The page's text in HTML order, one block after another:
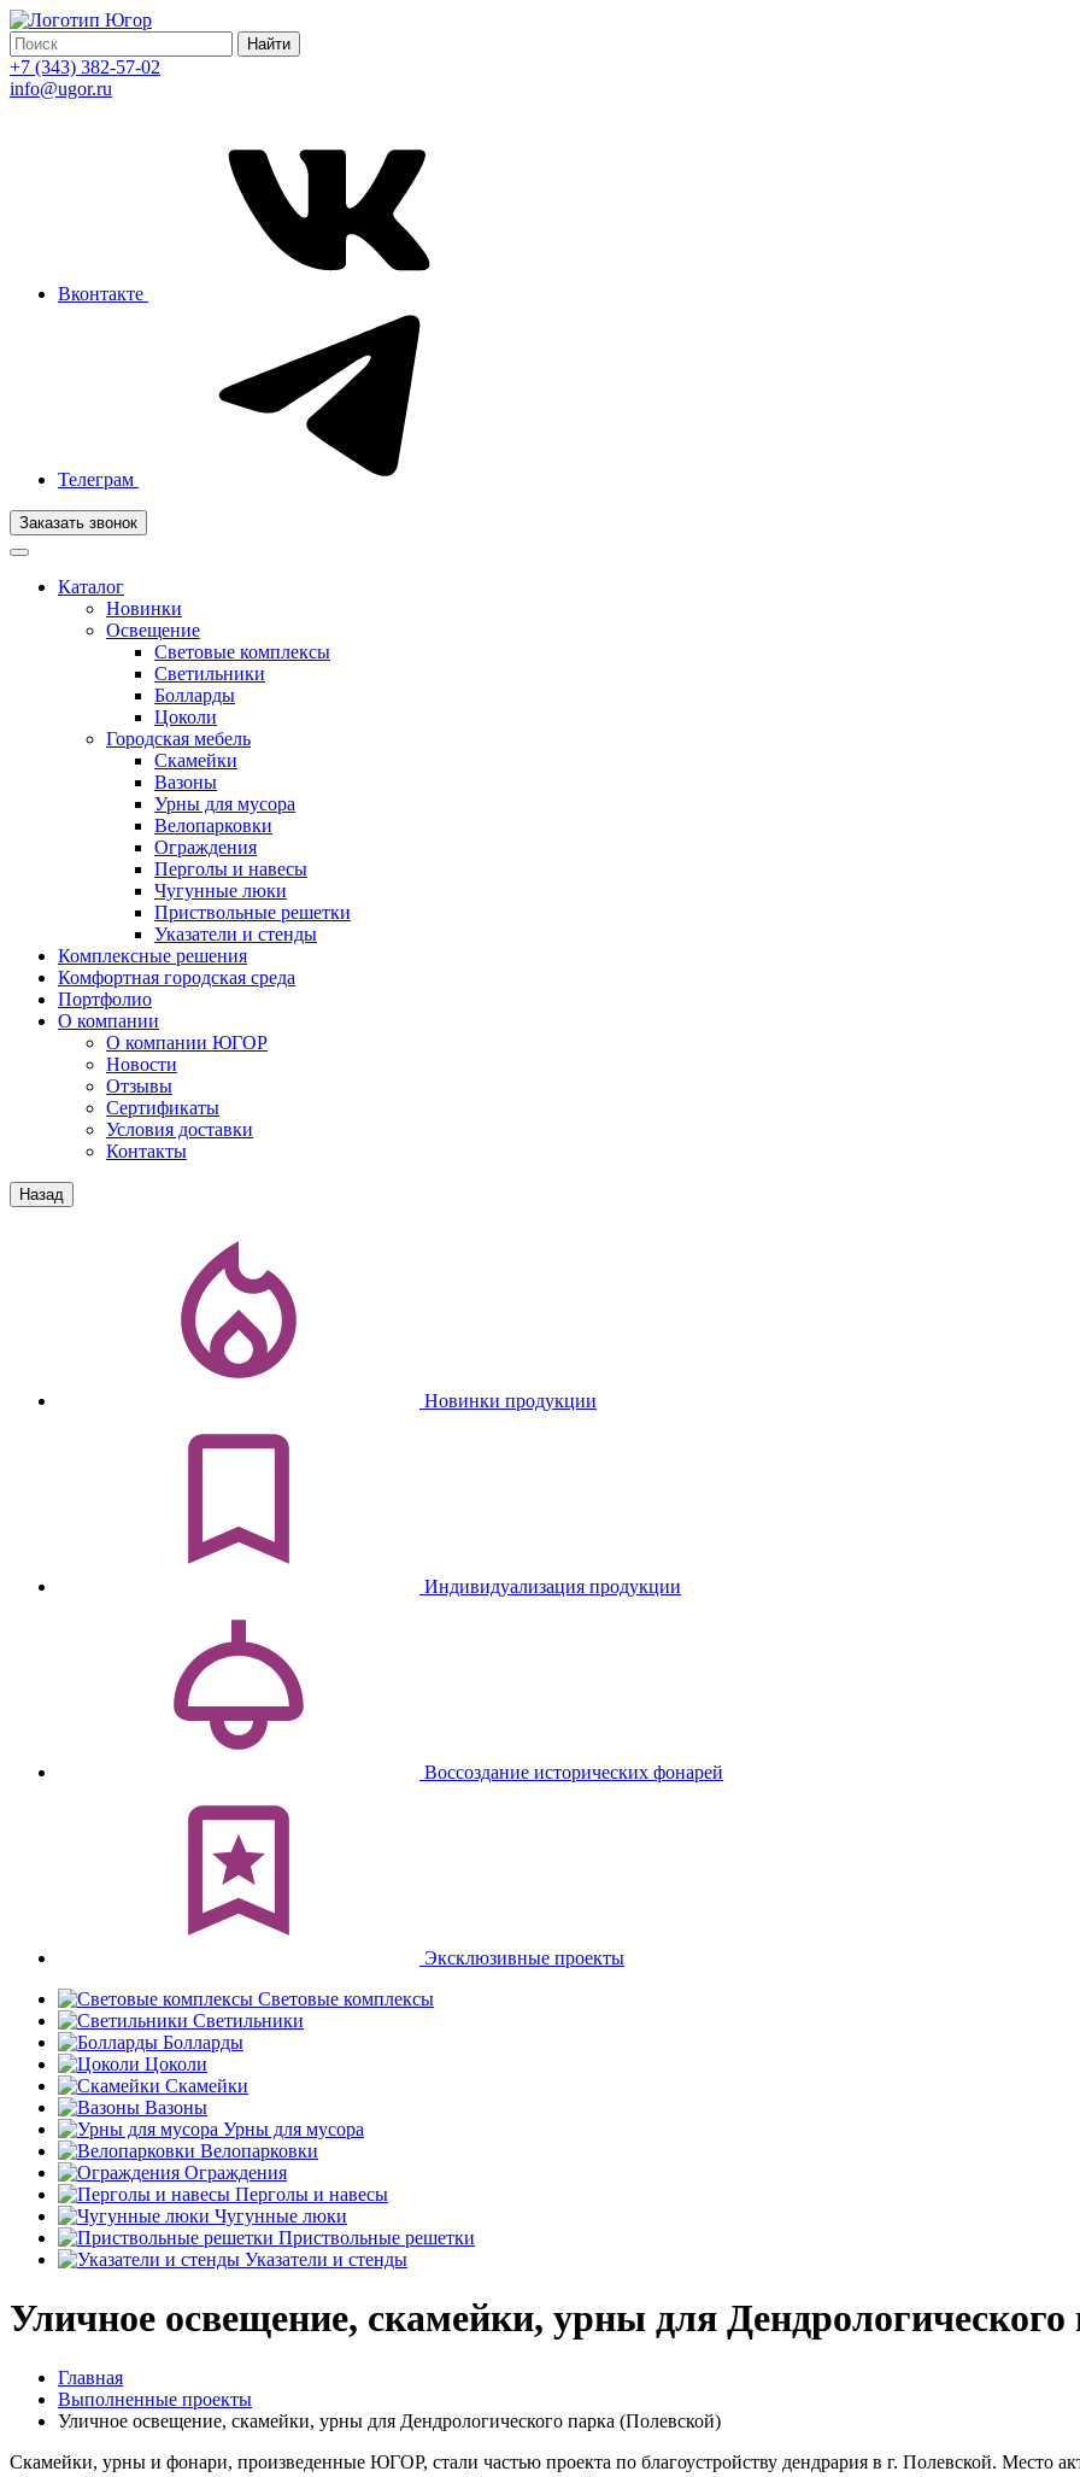
Найти
+7 (343) 382-57-02
info@ugor.ru
Вконтакте
Телеграм
Заказать звонок
Каталог
Новинки
Освещение
Световые комплексы
Светильники
Болларды
Цоколи
Городская мебель
Скамейки
Вазоны
Урны для мусора
Велопарковки
Ограждения
Перголы и навесы
Чугунные люки
Приствольные решетки
Указатели и стенды
Комплексные решения
Комфортная городская среда
Портфолио
О компании
О компании ЮГОР
Новости
Отзывы
Сертификаты
Условия доставки
Контакты
Назад
Новинки продукции
Индивидуализация продукции
Воссоздание исторических фонарей
Эксклюзивные проекты
Световые комплексы
Светильники
Болларды
Цоколи
Скамейки
Вазоны
Урны для мусора
Велопарковки
Ограждения
Перголы и навесы
Чугунные люки
Приствольные решетки
Указатели и стенды
Уличное освещение, скамейки, урны для
Главная
Выполненные проекты
Уличное освещение, скамейки, урны для Дендрологического парка (Полевской)
Скамейки, урны и фонари, произведенные ЮГОР, стали частью проекта по благоустройству дендрария в г. Полевской. Место